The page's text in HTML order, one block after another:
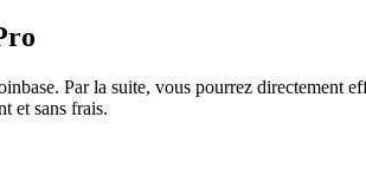
Par la suite, vous pourrez directement
et sans frais.